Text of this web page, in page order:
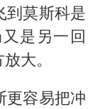
到莫斯科是
是另一回
大。
更容易把冲